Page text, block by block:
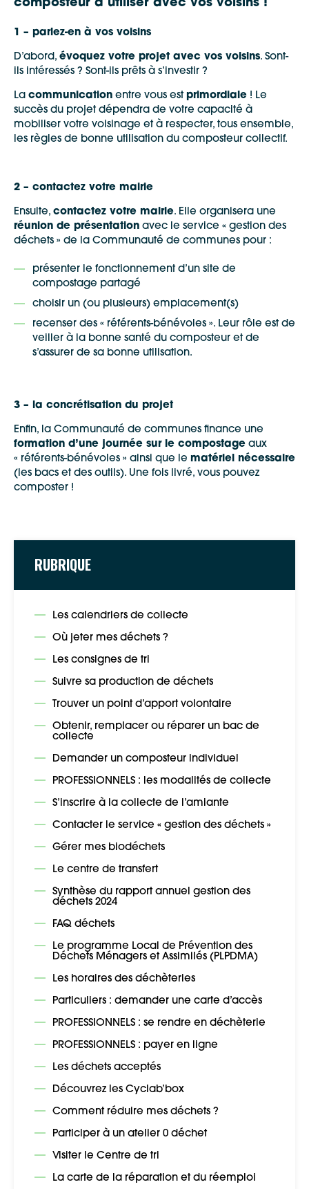
RUBRIQUE
Les calendriers de collecte
Où jeter mes déchets ?
Les consignes de tri
Suivre sa production de déchets
Trouver un point d’apport volontaire
Obtenir, remplacer ou réparer un bac de
collecte
Demander un composteur individuel
PROFESSIONNELS : les modalités de collecte
S’inscrire à la collecte de l’amiante
Contacter le service « gestion des déchets »
Gérer mes biodéchets
Le centre de transfert
Synthèse du rapport annuel gestion des
déchets 2024
FAQ déchets
Le programme Local de Prévention des
Déchets Ménagers et Assimilés (PLPDMA)
Les horaires des déchèteries
Particuliers : demander une carte d’accès
PROFESSIONNELS : se rendre en déchèterie
PROFESSIONNELS : payer en ligne
Les déchets acceptés
Découvrez les Cyclab’box
Comment réduire mes déchets ?
Participer à un atelier 0 déchet
Visiter le Centre de tri
La carte de la réparation et du réemploi
composteur à utiliser avec vos voisins !
1 – parlez-en à vos voisins
D’abord, évoquez votre projet avec vos voisins. Sont-
ils intéressés ? Sont-ils prêts à s’investir ?
La communication entre vous est primordiale ! Le
succès du projet dépendra de votre capacité à
mobiliser votre voisinage et à respecter, tous ensemble,
les règles de bonne utilisation du composteur collectif.
2 – contactez votre mairie
Ensuite, contactez votre mairie. Elle organisera une
réunion de présentation avec le service « gestion des
déchets » de la Communauté de communes pour :
présenter le fonctionnement d’un site de
compostage partagé
choisir un (ou plusieurs) emplacement(s)
recenser des « référents-bénévoles ». Leur rôle est de
veiller à la bonne santé du composteur et de
s’assurer de sa bonne utilisation.
3 – la concrétisation du projet
Enfin, la Communauté de communes finance une
formation d’une journée sur le compostage aux
« référents-bénévoles » ainsi que le matériel nécessaire
(les bacs et des outils). Une fois livré, vous pouvez
composter !